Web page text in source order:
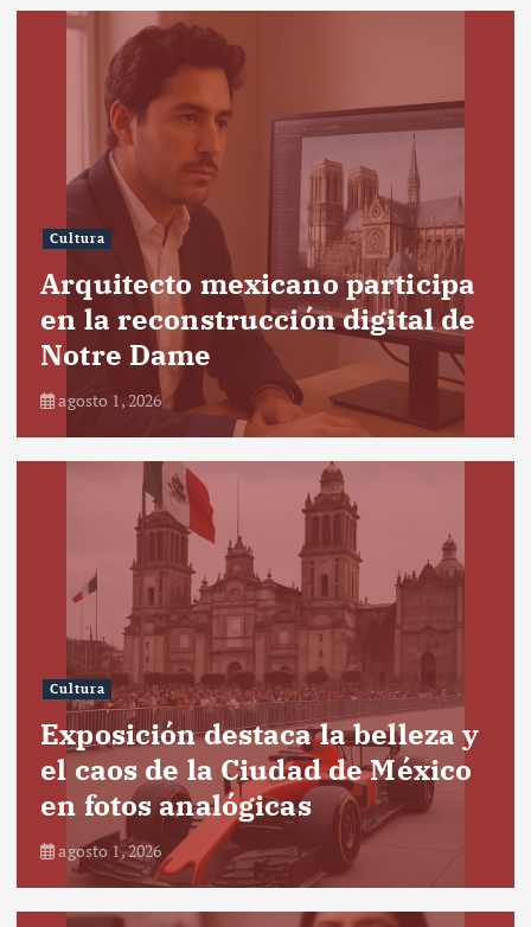
Cultura
Arquitecto mexicano participa
en la reconstrucción digital de
Notre Dame
agosto 1, 2026
Cultura
Exposición destaca la belleza y
el caos de la Ciudad de México
en fotos analógicas
agosto 1, 2026